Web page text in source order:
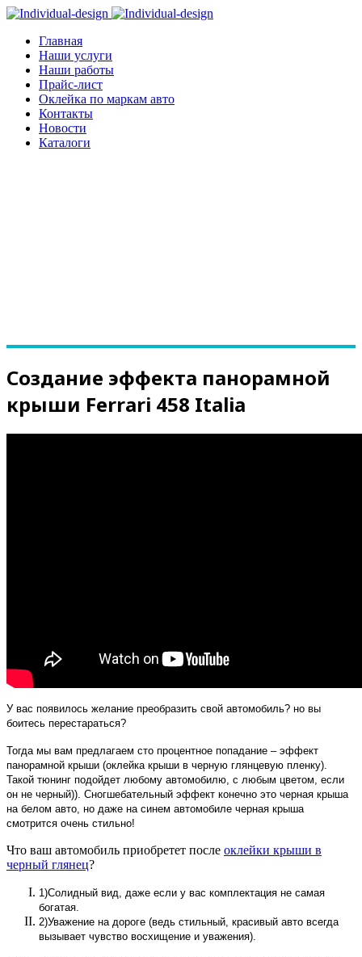
Главная
Наши услуги
Наши работы
Прайс-лист
Оклейка по маркам авто
Контакты
Новости
Каталоги
Создание эффекта панорамной
крыши Ferrari 458 Italia
У вас появилось желание преобразить свой автомобиль? но вы
боитесь перестараться?
Тогда мы вам предлагаем сто процентное попадание – эффект
панорамной крыши (оклейка крыши в черную глянцевую пленку).
Такой тюнинг подойдет любому автомобилю, с любым цветом, если
он не черный)). Сногшебательный эффект конечно это черная крыша
на белом авто, но даже на синем автомобиле черная крыша
смотрится очень стильно!
Что ваш автомобиль приобретет после оклейки крыши в
черный глянец?
1)Солидный вид, даже если у вас комплектация не самая
богатая.
2)Уважение на дороге (ведь стильный, красивый авто всегда
вызывает чувство восхищение и уважения).